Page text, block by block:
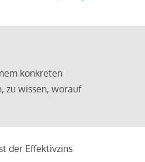
konkreten
zu wissen, worauf
der Effektivzins